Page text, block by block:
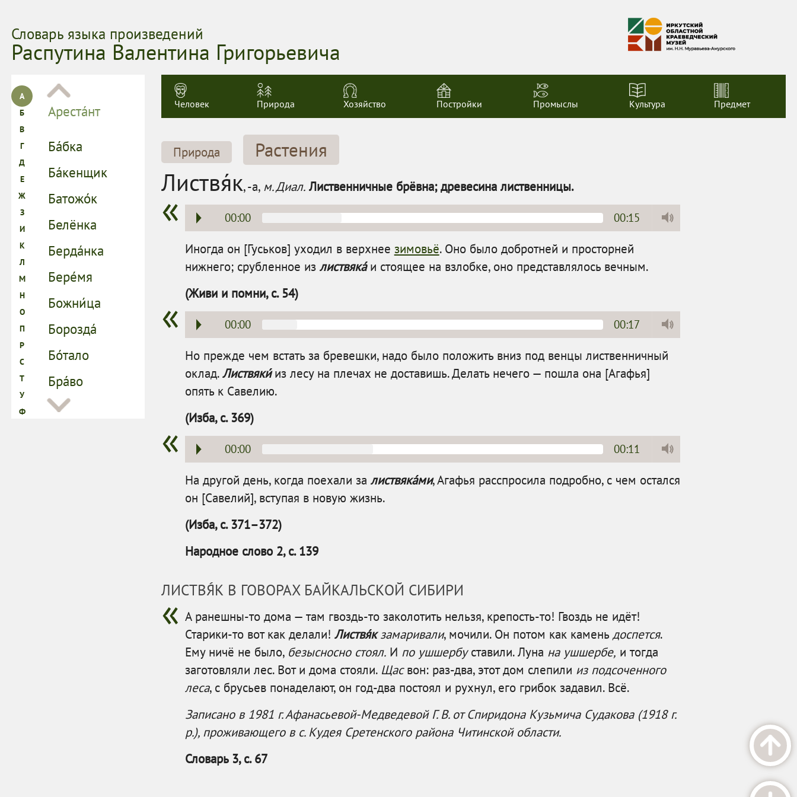
Словарь языка произведений
Распутина Валентина Григорьевича
Человек Природа Хозяйство Постройки Промыслы Культура Предмет
Природа Растения
Листвя́к, -а, м. Диал.Лиственничные брёвна; древесина лиственницы.
00:00 00:15
Иногда он [Гуськов] уходил в верхнее зимовьё. Оно было добротней и просторней
нижнего; срубленное из листвяка́и стоящее на взлобке, оно представлялось вечным.
(Живи и помни, с. 54)
00:00 00:17
Но прежде чем встать за бревешки, надо было положить вниз под венцы лиственничный
оклад.Листвяки́из лесу на плечах не доставишь. Делать нечего — пошла она [Агафья]
опять к Савелию.
(Изба, с. 369)
00:00 00:11
На другой день, когда поехали за листвяка́ми, Агафья расспросила подробно, с чем остался
он [Савелий], вступая в новую жизнь.
(Изба, с. 371–372)
Народное слово 2, с. 139
ЛИСТВЯ́К В ГОВОРАХ БАЙКАЛЬСКОЙ СИБИРИ
А ранешны-то дома — там гвоздь-то заколотить нельзя, крепость-то! Гвоздь не идёт!
Старики-то вот как делали! Листвя́к замаривали, мочили. Он потом как камень доспется.
Ему ничё не было, безысносно стоял.И по ушшербуставили. Луна на ушшербе, и тогда
заготовляли лес. Вот и дома стояли. Щасвон: раз-два, этот дом слепили из подсоченного
леса, с брусьев понаделают, он год-два постоял и рухнул, его грибок задавил. Всё.
Записано в 1981 г. Афанасьевой-Медведевой Г. В. от Спиридона Кузьмича Судакова (1918 г.
р.), проживающего в c. Кудея Сретенского района Читинской области.
Словарь 3, с. 67